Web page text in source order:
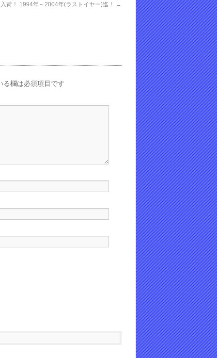
入荷！ 1994年～2004年(ラストイヤー)迄！
→
る欄は必須項目です